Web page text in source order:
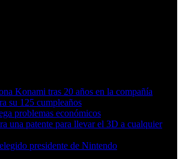
Konami tras 20 años en la compañía
su 125 cumpleaños
problemas económicos
una patente para llevar el 3D a cualquier
presidente de Nintendo